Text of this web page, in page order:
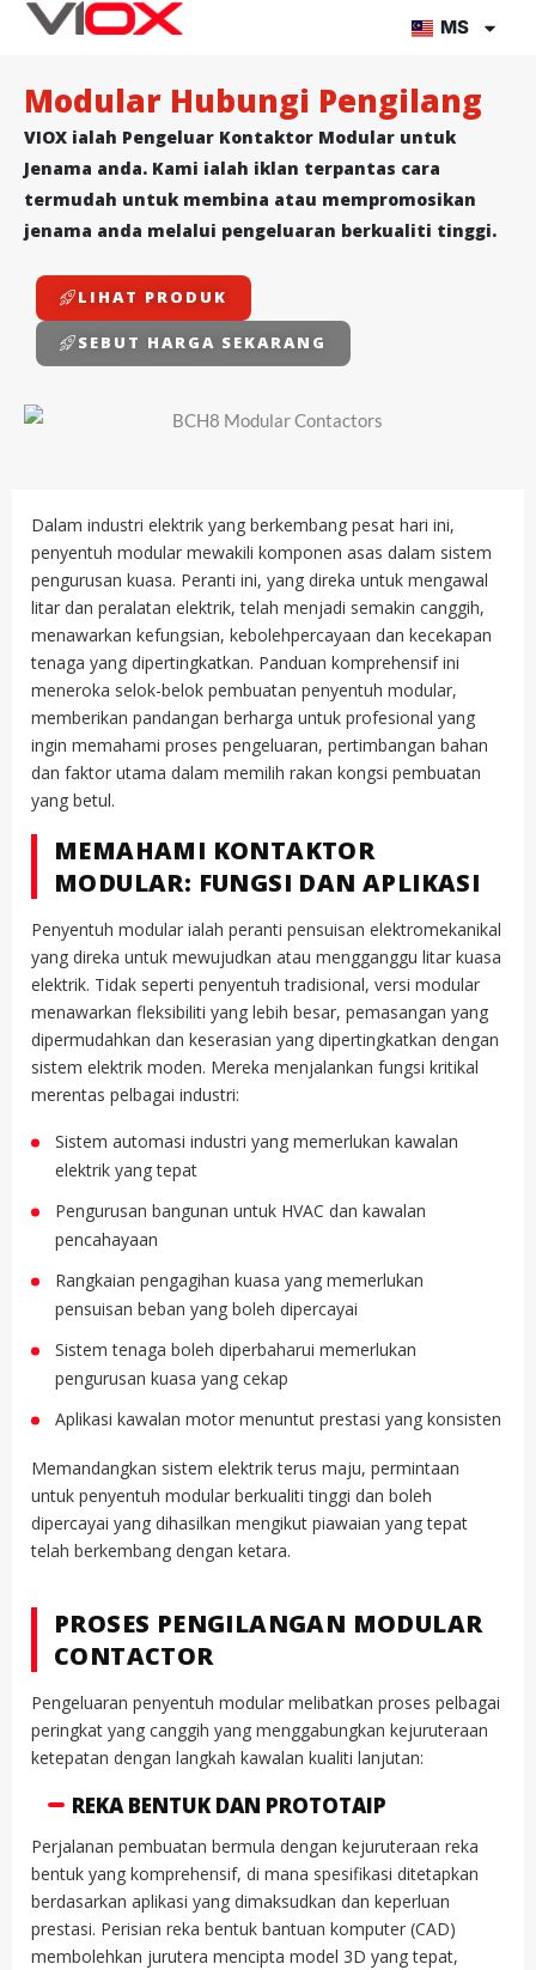
Lompat
MS
Modular Hubungi Pengilang
VIOX ialah Pengeluar Kontaktor Modular untuk
Jenama anda. Kami ialah iklan terpantas cara
termudah untuk membina atau mempromosikan
jenama anda melalui pengeluaran berkualiti tinggi.
LIHAT PRODUK
SEBUT HARGA SEKARANG
Dalam industri elektrik yang berkembang pesat hari ini,
penyentuh modular mewakili komponen asas dalam sistem
pengurusan kuasa. Peranti ini, yang direka untuk mengawal
litar dan peralatan elektrik, telah menjadi semakin canggih,
menawarkan kefungsian, kebolehpercayaan dan kecekapan
tenaga yang dipertingkatkan. Panduan komprehensif ini
meneroka selok-belok pembuatan penyentuh modular,
memberikan pandangan berharga untuk profesional yang
ingin memahami proses pengeluaran, pertimbangan bahan
dan faktor utama dalam memilih rakan kongsi pembuatan
yang betul.
MEMAHAMI KONTAKTOR
MODULAR: FUNGSI DAN APLIKASI
Penyentuh modular ialah peranti pensuisan elektromekanikal
yang direka untuk mewujudkan atau mengganggu litar kuasa
elektrik. Tidak seperti penyentuh tradisional, versi modular
menawarkan fleksibiliti yang lebih besar, pemasangan yang
dipermudahkan dan keserasian yang dipertingkatkan dengan
sistem elektrik moden. Mereka menjalankan fungsi kritikal
merentas pelbagai industri:
Sistem automasi industri yang memerlukan kawalan
elektrik yang tepat
Pengurusan bangunan untuk HVAC dan kawalan
pencahayaan
Rangkaian pengagihan kuasa yang memerlukan
pensuisan beban yang boleh dipercayai
Sistem tenaga boleh diperbaharui memerlukan
pengurusan kuasa yang cekap
Aplikasi kawalan motor menuntut prestasi yang konsisten
Memandangkan sistem elektrik terus maju, permintaan
untuk penyentuh modular berkualiti tinggi dan boleh
dipercayai yang dihasilkan mengikut piawaian yang tepat
telah berkembang dengan ketara.
PROSES PENGILANGAN MODULAR
CONTACTOR
Pengeluaran penyentuh modular melibatkan proses pelbagai
peringkat yang canggih yang menggabungkan kejuruteraan
ketepatan dengan langkah kawalan kualiti lanjutan:
REKA BENTUK DAN PROTOTAIP
Perjalanan pembuatan bermula dengan kejuruteraan reka
bentuk yang komprehensif, di mana spesifikasi ditetapkan
berdasarkan aplikasi yang dimaksudkan dan keperluan
prestasi. Perisian reka bentuk bantuan komputer (CAD)
membolehkan jurutera mencipta model 3D yang tepat,